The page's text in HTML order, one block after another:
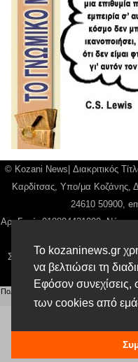
Το kozaninews.gr
να βελτιώσει τη
Εφόσον συνεχίσεις,
των cookies από
© Kozani News| Διακριτικός
Καρδίτσας, Υπο/μα Κοζάνης,
24610 50900,
Αρ. Γεμή: 018804431000, Νόμιμος
Παναγιώτης Φιλίππου,
Σύνταξης: Μπαλαμπάνη
Πολιτική απορρήτου Αίτηση